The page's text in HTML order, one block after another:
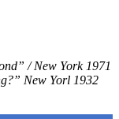
/ New York 1971
New Yorl 1932